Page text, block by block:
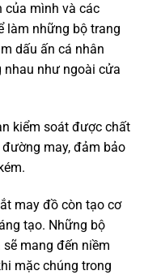
của mình và các
làm những bộ trang
dấu ấn cá nhân
như ngoài cửa
kiểm soát được chất
may, đảm bảo
may đồ còn tạo cơ
tạo. Những bộ
mang đến niềm
mặc chúng trong